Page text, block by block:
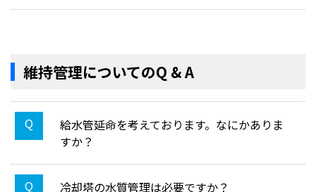
維持管理についてのQ & A
給水管延命を考えております。なにかありま
すか？
冷却塔の水質管理は必要ですか？